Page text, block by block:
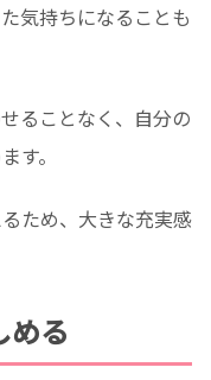
気持ちになることも
ることなく、自分の
す。
ため、大きな充実感
める